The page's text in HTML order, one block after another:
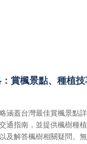
賞楓景點、種植
涵蓋台灣最佳賞楓景點
通指南，並提供楓樹種
及解答楓樹相關疑問。